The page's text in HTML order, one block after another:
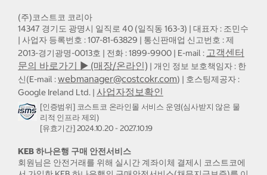
(주)코스트코 코리아
14347 경기도 광명시 일직로 40 (일직동 163-3) | 대표자 : 조민수
| 사업자 등록번호 : 107-81-63829 | 통신판매업 신고번호 : 제
2013-경기광명-0013호 | 전화 : 1899-9900 | E-mail : 고객센터
문의 바로가기 ▶ (매장/온라인) | 개인 정보 보호책임자 : 한
신(E-mail :webmanager@costcokr.com) | 호스팅제공자 :
Google Ireland Ltd. | 사업자정보확인
[인증범위] 코스트코 온라인몰 서비스 운영(심사받지 않은 물
리적 인프라 제외)
[유효기간] 2024.10.20 - 2027.10.19
KEB 하나은행 구매 안전서비스
회원님은 안전거래를 위해 실시간 계좌이체 결제시 코스트코에